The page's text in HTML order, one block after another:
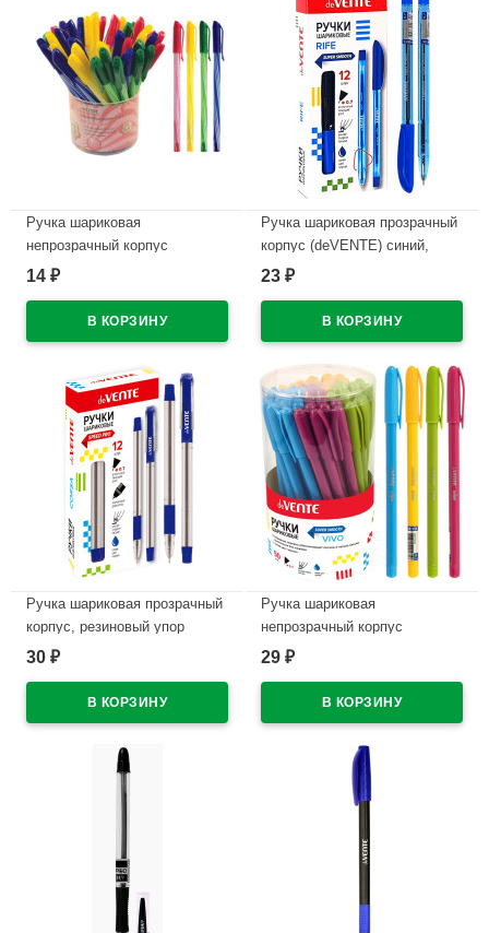
Ручка шариковая
непрозрачный корпус
(deVENTE) Карамелька
14 ₽
Ручка шариковая прозрачный
корпус (deVENTE) синий,
0,7мм, игла, масло
23 ₽
Ручка шариковая прозрачный
корпус, резиновый упор
(deVENTE) Корса (Corsa)
арт.5073853 (Ст.)
30 ₽
Ручка шариковая
непрозрачный корпус
(deVENTE) Виво (Vivo) синий,
29 ₽